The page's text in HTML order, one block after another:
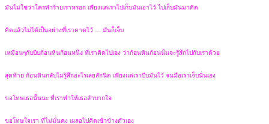
มันไม่ใช่ว่าใครทำร้ายเราหรอก เพียงแต่เราไปเก็บมันเอาไว้ ไปเก็บมันมาคิด
คิดแล้วไม่ได้เป็นอย่างที่เราคาดไว้ … มันก็เจ็บ
เหมือนๆกับบีบก้อนหินก้อนหนึ่ง ที่เราคิดไปเอง ว่าก้อนหินก้อนนั้นจะรู้สึกไปกับเราด้วย
สุดท้าย ก้อนหินกลับไม่รู้สึกอะไรเลยสักนิด เพียงแต่เราบีบมันไว้ จนมือเราเจ็บนั่นเอง
ขอโทษเธอนั้นนะ ที่เราทำให้เธอลำบากใจ
ขอโทษใจเรา ที่ไม่มั่นคง เผลอไปคิดเข้าข้างตัวเอง